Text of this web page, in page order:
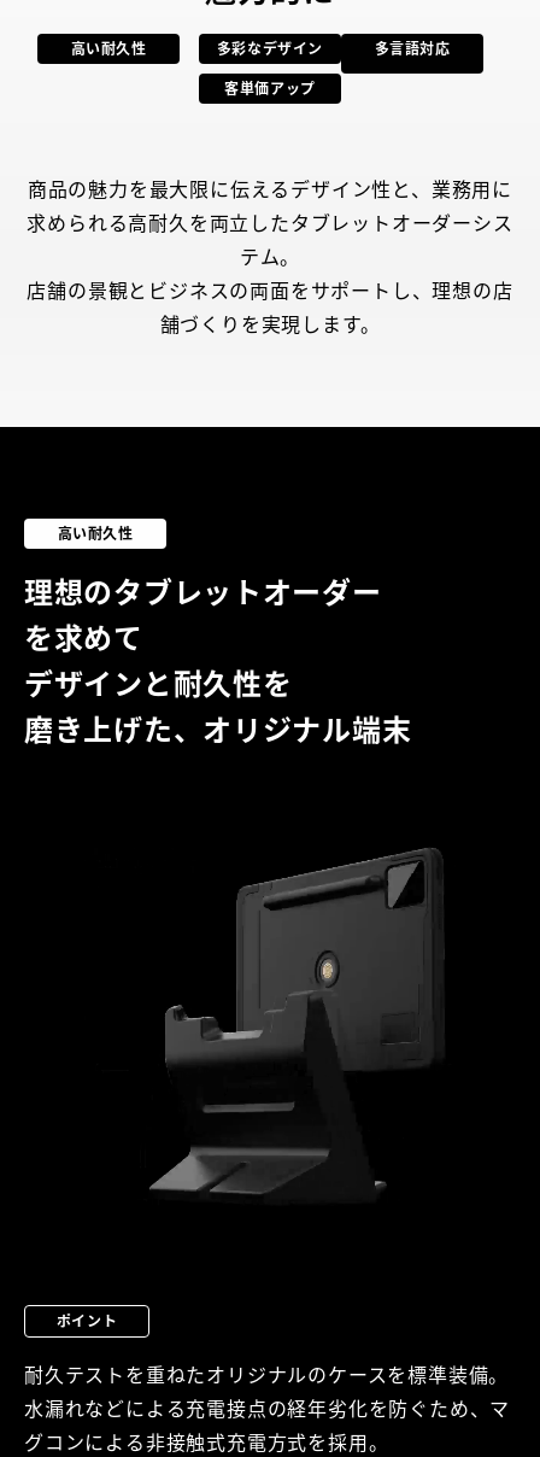
高い耐久性 多彩なデザイン
多言語対応
客単価アップ
商品の魅力を最大限に伝えるデザイン性と、業務用に
求められる高耐久を両立したタブレットオーダーシス
テム。
店舗の景観とビジネスの両面をサポートし、理想の店
舗づくりを実現します。
高い耐久性
理想のタブレットオーダー
を求めて
デザインと耐久性を
磨き上げた、オリジナル端末
ポイント
耐久テストを重ねたオリジナルのケースを標準装備。
水漏れなどによる充電接点の経年劣化を防ぐため、マ
グコンによる非接触式充電方式を採用。